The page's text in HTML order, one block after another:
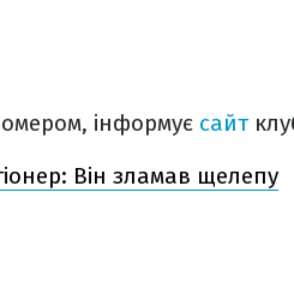
інформує сайт
Він зламав щелепу